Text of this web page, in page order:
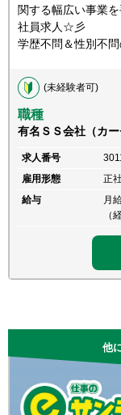
関する幅広い事業
社員求人☆彡
学歴不問＆性別不
(未経験者可)
職種
有名ＳＳ会社（カ
求人番号
雇用形態
正
給与
月
（
他